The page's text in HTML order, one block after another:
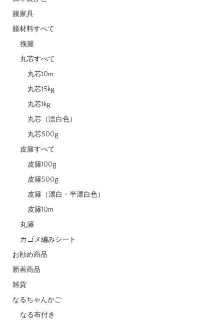
籐家具
籐材料すべて
挽籐
丸芯すべて
丸芯10m
丸芯15kg
丸芯1kg
丸芯（漂白色）
丸芯500g
皮籐すべて
皮籐100g
皮籐500g
皮籐（漂白・半漂白色）
皮籐10m
丸籐
カゴメ編みシート
お勧め商品
新着商品
雑貨
なるちゃんかご
なる布付き